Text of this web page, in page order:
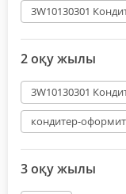
3W10130301
2 оқу жылы
3W10130301
кондитер-
3 оқу жылы